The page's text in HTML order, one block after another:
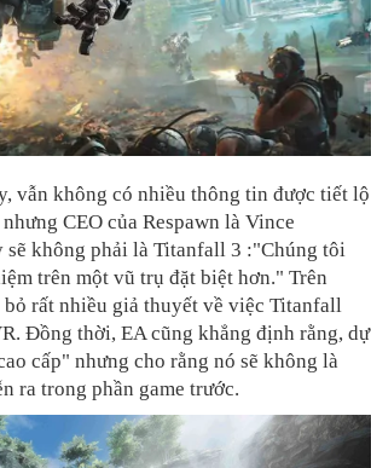
vẫn không có nhiều thông tin được tiết lộ
CEO của Respawn là Vince
sẽ không phải là Titanfall 3 :"Chúng tôi
trên một vũ trụ đặt biệt hơn." Trên
rất nhiều giả thuyết về việc Titanfall
Đồng thời, EA cũng khẳng định rằng, dự
cấp" nhưng cho rằng nó sẽ không là
ra trong phần game trước.